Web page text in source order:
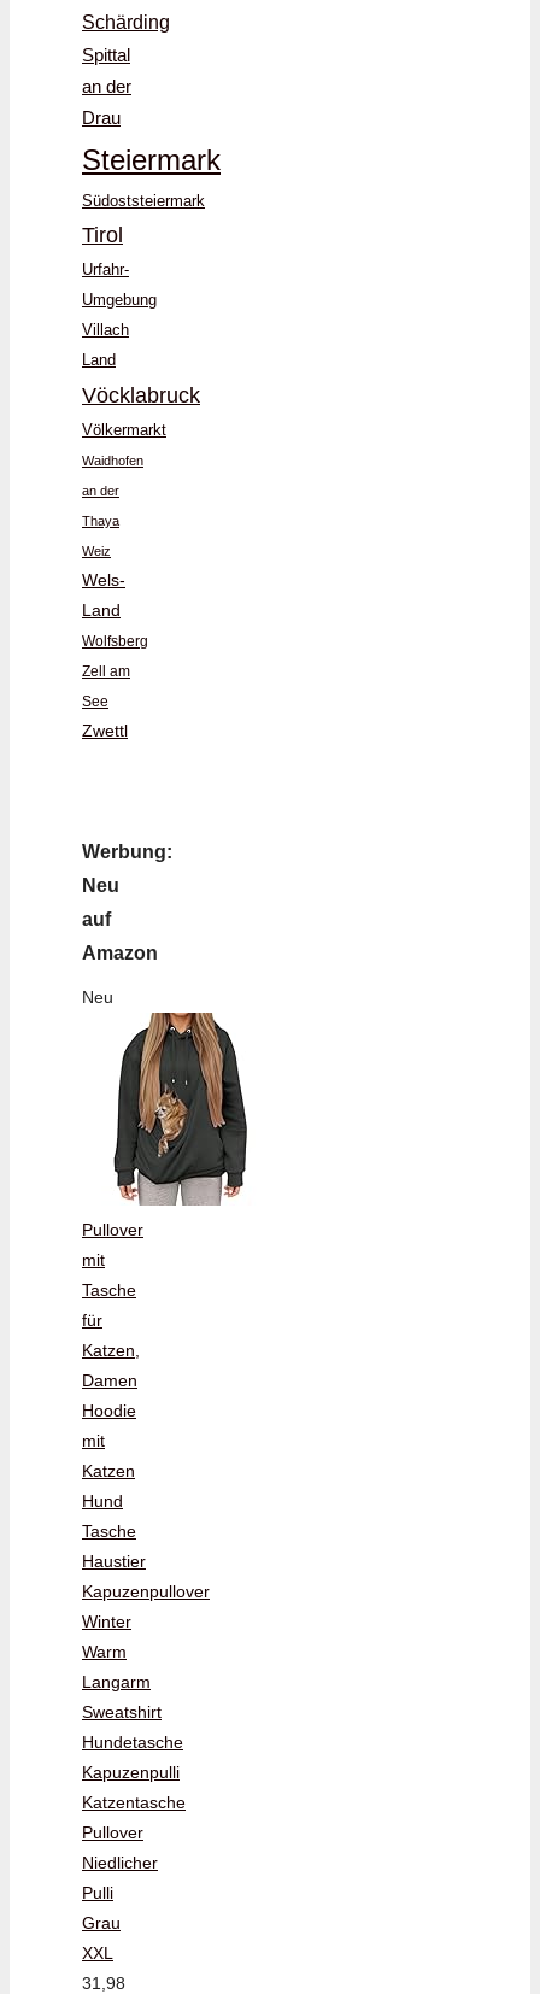
Schärding
Spittal
an der
Drau
Steiermark
Südoststeiermark
Tirol
Urfahr-
Umgebung
Villach
Land
Vöcklabruck
Völkermarkt
Waidhofen
an der
Thaya
Weiz
Wels-
Land
Wolfsberg
Zell am
See
Zwettl
Werbung:
Neu
auf
Amazon
Neu
Pullover
mit
Tasche
für
Katzen,
Damen
Hoodie
mit
Katzen
Hund
Tasche
Haustier
Kapuzenpullover
Winter
Warm
Langarm
Sweatshirt
Hundetasche
Kapuzenpulli
Katzentasche
Pullover
Niedlicher
Pulli
Grau
XXL
31,98